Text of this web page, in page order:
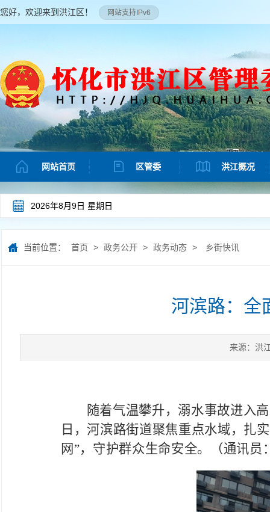
您好，欢迎来到洪江区！ 网站支持IPv6
网站首页 区管委 洪江概况
2026年8月9日 星期日
当前位置： 首页 > 政务公开 > 政务动态 > 乡街快讯
河滨路：全
来源：洪
随着气温攀升，溺水事故进入
日，河滨路街道聚焦重点水域，扎
网”，守护群众生命安全。（通讯员